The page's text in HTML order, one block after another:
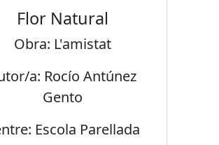
Flor Natural
Obra: L'amistat
a: Rocío Antúnez
Gento
Escola Parellada